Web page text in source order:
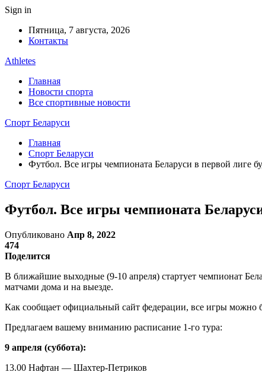
Sign in
Пятница, 7 августа, 2026
Контакты
Athletes
Главная
Новости спорта
Все спортивные новости
Спорт Беларуси
Главная
Спорт Беларуси
Футбол. Все игры чемпионата Беларуси в первой лиге
Спорт Беларуси
Футбол. Все игры чемпионата
Опубликовано Апр 8, 2022
474
Поделится
В ближайшие выходные (9-10 апреля) стартует чемпионат
матчами дома и на выезде.
Как сообщает официальный сайт федерации, все игры
Предлагаем вашему вниманию расписание 1-го тура:
9 апреля (суббота):
13.00 Нафтан — Шахтер-Петриков